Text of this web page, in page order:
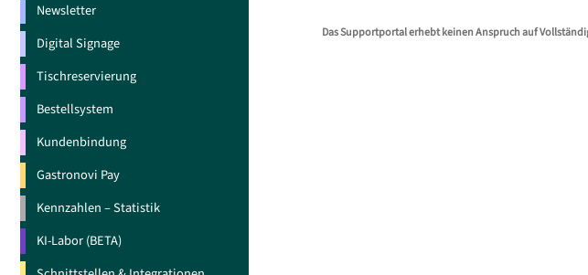
Newsletter
Digital Signage
Tischreservierung
Bestellsystem
Kundenbindung
Gastronovi Pay
Kennzahlen – Statistik
KI-Labor (BETA)
Das Supportportal erhebt keinen Anspruch auf